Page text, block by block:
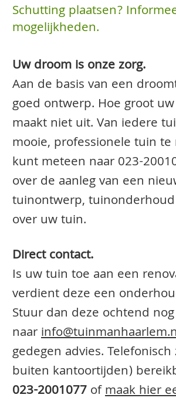
Schutting plaatsen?
mogelijkheden.
Uw droom is onze zorg.
Aan de basis van een
goed ontwerp. Hoe groot
maakt niet uit. Van iedere
mooie, professionele tuin te
kunt meteen naar023-
over de aanleg van een
tuinontwerp,
over uw tuin.
Direct contact.
Is uw tuin toe aan een
verdient deze een
Stuur dan deze ochtend
naar
gedegen advies.
buiten kantoortijden)
023-2001077ofmaak hier